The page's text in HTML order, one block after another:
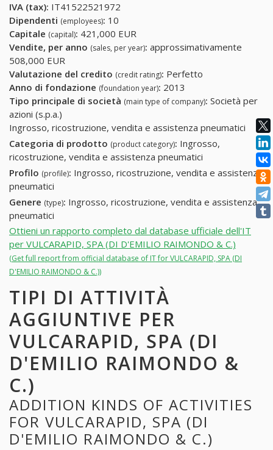
IVA (tax): IT41522521972
Dipendenti (employees): 10
Capitale (capital): 421,000 EUR
Vendite, per anno (sales, per year): approssimativamente
508,000 EUR
Valutazione del credito (credit rating): Perfetto
Anno di fondazione (foundation year): 2013
Tipo principale di società (main type of company): Società per
azioni (s.p.a.)
Ingrosso, ricostruzione, vendita e assistenza pneumatici
Categoria di prodotto (product category): Ingrosso,
ricostruzione, vendita e assistenza pneumatici
Profilo (profile): Ingrosso, ricostruzione, vendita e assistenza
pneumatici
Genere (type): Ingrosso, ricostruzione, vendita e assistenza
pneumatici
Ottieni un rapporto completo dal database ufficiale dell'IT
per VULCARAPID, SPA (DI D'EMILIO RAIMONDO & C.)
(Get full report from official database of IT for VULCARAPID, SPA (DI
D'EMILIO RAIMONDO & C.))
TIPI DI ATTIVITÀ
AGGIUNTIVE PER
VULCARAPID, SPA (DI
D'EMILIO RAIMONDO &
C.)
ADDITION KINDS OF ACTIVITIES
FOR VULCARAPID, SPA (DI
D'EMILIO RAIMONDO & C.)